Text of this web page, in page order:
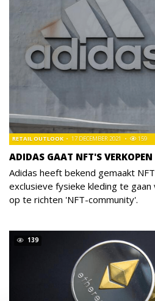
ADIDAS GAAT NFT'S VERKOPEN
RETAIL OUTLOOK 17 DECEMBER 2021 159
Adidas heeft bekend gemaakt
exclusieve fysieke kleding te
op te richten 'NFT-community'.
139